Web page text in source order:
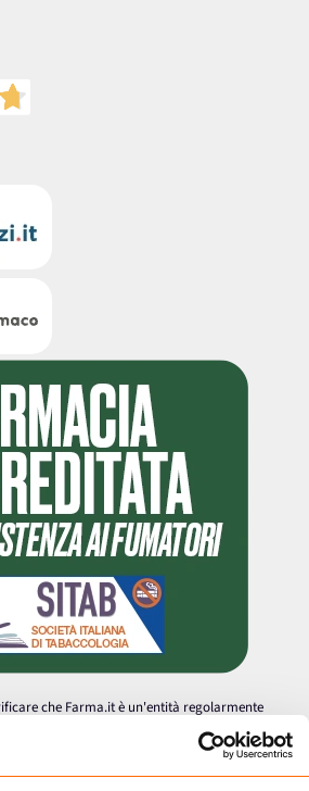
che Farma.it è un'entità regolarmente
Salute a effettuare la vendita online di